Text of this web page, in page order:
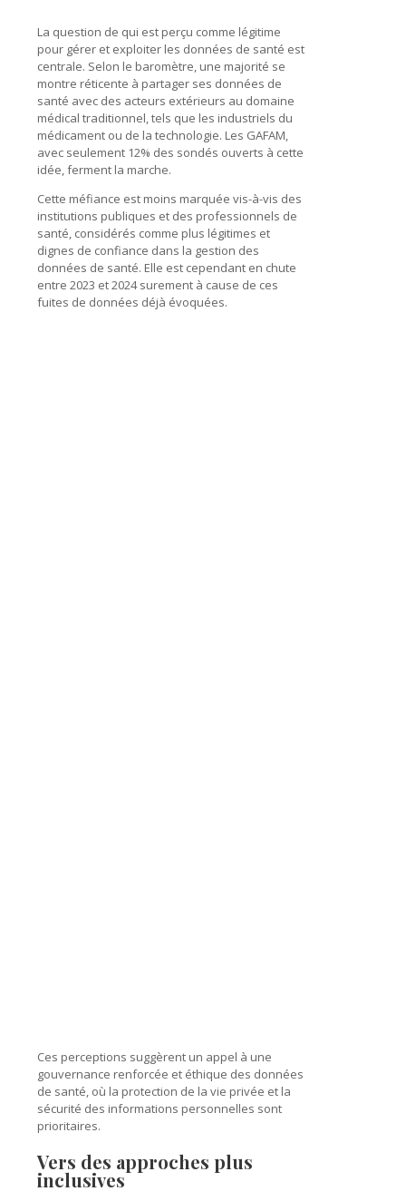
La question de qui est perçu comme légitime
pour gérer et exploiter les données de santé est
centrale. Selon le baromètre, une majorité se
montre réticente à partager ses données de
santé avec des acteurs extérieurs au domaine
médical traditionnel, tels que les industriels du
médicament ou de la technologie. Les GAFAM,
avec seulement 12% des sondés ouverts à cette
idée, ferment la marche.
Cette méfiance est moins marquée vis-à-vis des
institutions publiques et des professionnels de
santé, considérés comme plus légitimes et
dignes de confiance dans la gestion des
données de santé. Elle est cependant en chute
entre 2023 et 2024 surement à cause de ces
fuites de données déjà évoquées.
Ces perceptions suggèrent un appel à une
gouvernance renforcée et éthique des données
de santé, où la protection de la vie privée et la
sécurité des informations personnelles sont
prioritaires.
Vers des approches plus
inclusives